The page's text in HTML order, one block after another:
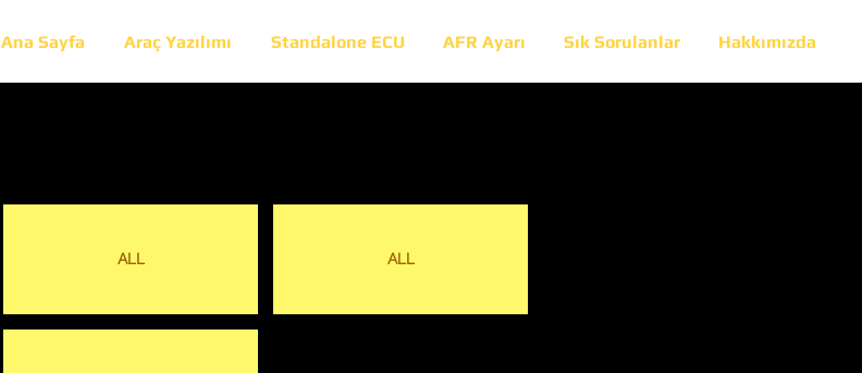
Ana Sayfa Araç Yazılımı Standalone ECU AFR Ayarı Sık Sorulanlar Hakkımızda
ALL ALL